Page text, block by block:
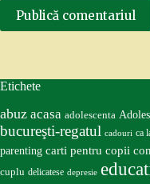
Publică comentariul
Etichete
abuz acasa adolescenta
bucureşti-regatul cadouri ca
parenting carti pentru copii
cuplu delicatese depresie